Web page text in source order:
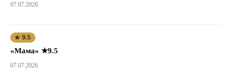
07.07.2026
★ 9.5
«Мама» ★9.5
07.07.2026